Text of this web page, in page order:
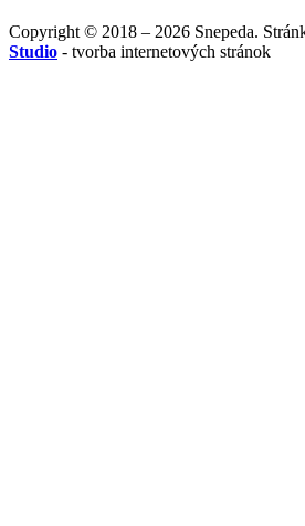
Copyright © 2018 – 2026 Snepeda.
Studio - tvorba internetových stránok